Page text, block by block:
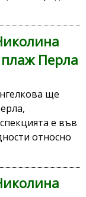
Перла
ще
е във
относно